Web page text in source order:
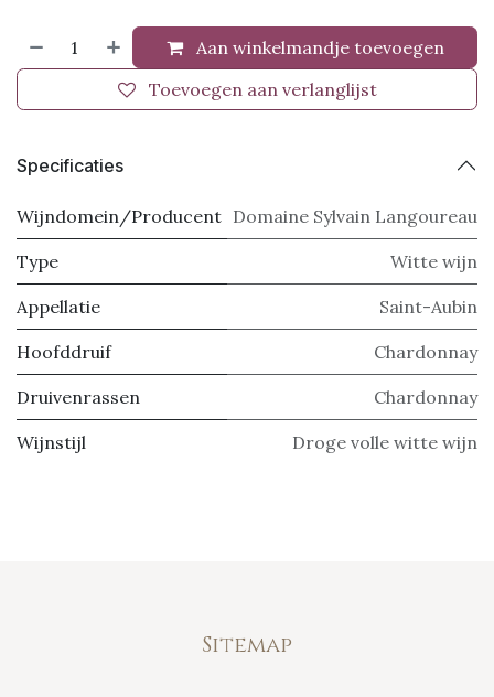
Aan winkelmandje toevoegen
Toevoegen aan verlanglijst
Specificaties
Wijndomein/Producent Domaine Sylvain Langoureau
Type Witte wijn
Appellatie Saint-Aubin
Hoofddruif Chardonnay
Druivenrassen Chardonnay
Wijnstijl Droge volle witte wijn
Sitemap